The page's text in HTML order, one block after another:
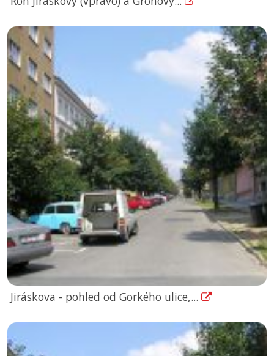
Jiráskova - pohled od Gorkého ulice,...